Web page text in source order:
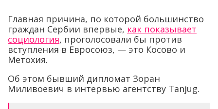
Главная причина, по которой большинство
граждан Сербии впервые, как показывает
социология, проголосовали бы против
вступления в Евросоюз, — это Косово и
Метохия.
Об этом бывший дипломат Зоран
Миливоевич в интервью агентству Tanjug.